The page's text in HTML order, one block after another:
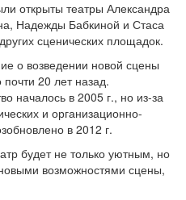
открыты театры Александра
Надежды Бабкиной и Стаса
сценических площадок.
о возведении новой сцены
20 лет назад.
началось в 2005 г., но из-за
и организационно-
в 2012 г.
будет не только уютным, но
возможностями сцены,